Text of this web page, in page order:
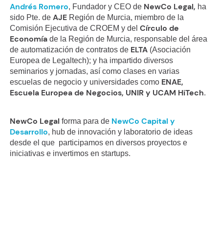
Andrés Romero, Fundador y CEO de NewCo Legal, ha
sido Pte. de AJE Región de Murcia, miembro de la
Comisión Ejecutiva de CROEM y del Círculo de
Economía de la Región de Murcia, responsable del área
de automatización de contratos de ELTA (Asociación
Europea de Legaltech); y ha impartido diversos
seminarios y jornadas, así como clases en varias
escuelas de negocio y universidades como ENAE,
Escuela Europea de Negocios, UNIR y UCAM HiTech.
NewCo Legal forma para de NewCo Capital y
Desarrollo, hub de innovación y laboratorio de ideas
desde el que participamos en diversos proyectos e
iniciativas e invertimos en startups.